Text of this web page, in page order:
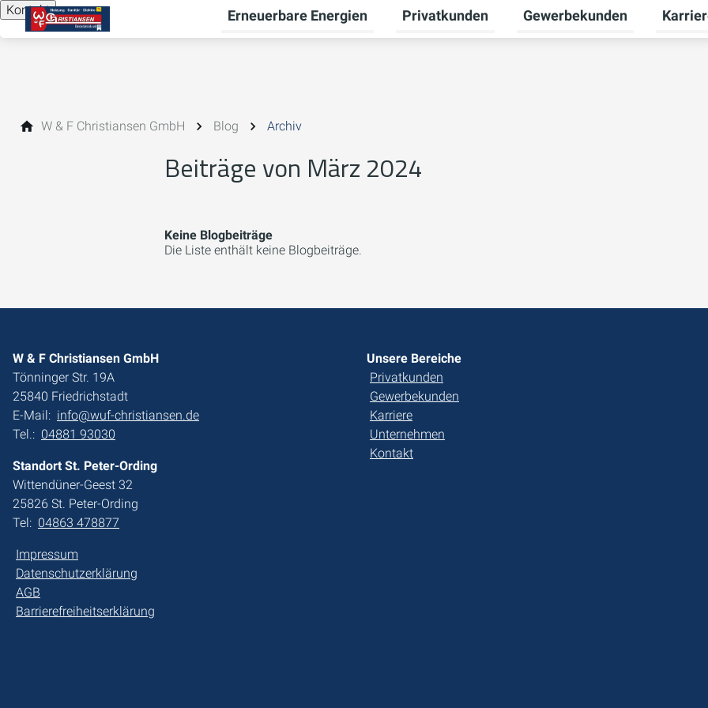
Kontakt Erneuerbare Energien
Untermenü für Erneuerbare Energien umschalten
Privatkunden
Untermenü für Privatkunden
Gewerbekunden
W & F Christiansen GmbH Blog Archiv
Beiträge von März 2024
Keine Blogbeiträge
Die Liste enthält keine Blogbeiträge.
W & F Christiansen GmbH
Tönninger Str. 19A
25840 Friedrichstadt
E-Mail: info@wuf-christiansen.de
Tel.: 04881 93030
Standort St. Peter-Ording
Wittendüner-Geest 32
25826 St. Peter-Ording
Tel: 04863 478877
Impressum
Datenschutzerklärung
AGB
Barrierefreiheitserklärung
Unsere Bereiche
Privatkunden
Gewerbekunden
Karriere
Unternehmen
Kontakt